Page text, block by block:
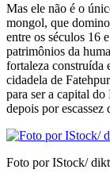
Mas ele não é o
mongol, que
entre os séculos 16
patrimônios da
fortaleza construída
cidadela de
para ser a capital
depois por escassez
Foto por IStock/